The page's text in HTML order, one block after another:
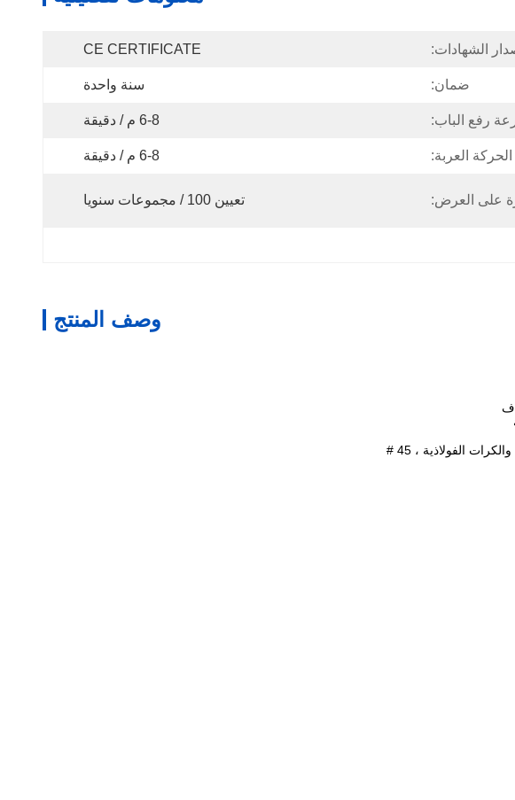
الشهادات: CE CERTIFICATE
ضمان: سنة واحدة
رفع الباب: 6-8 م / دقيقة
العربة: 6-8 م / دقيقة
على العرض: تعيين 100 / مجموعات سنويا
وصف المنتج
الفولاذية ، 45 #